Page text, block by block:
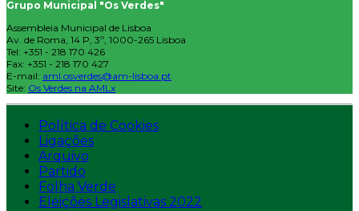
Grupo Municipal "Os Verdes"
Assembleia Municipal de Lisboa
Av. de Roma, 14 P, 3º, 1000-265 Lisboa
Tel: +351 - 218 170 426
Fax: +351 - 218 170 427
E-mail: aml.osverdes@am-lisboa.pt
Site: Os Verdes na AMLx
Política de Cookies
Ligações
Arquivo
Partido
Folha Verde
Eleições Legislativas 2022